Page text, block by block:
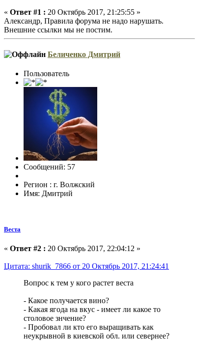
« Ответ #1 : 20 Октябрь 2017, 21:25:55 »
Александр, Правила форума не надо нарушать.
Внешние ссылки мы не постим.
Беличенко Дмитрий
Пользователь
Сообщений: 57
Регион : г. Волжский
Имя: Дмитрий
Веста
« Ответ #2 : 20 Октябрь 2017, 22:04:12 »
Цитата: shurik_7866 от 20 Октябрь 2017, 21:24:41
Вопрос к тем у кого растет веста
- Какое получается вино?
- Какая ягода на вкус - имеет ли какое то
столовое знчение?
- Пробовал ли кто его выращивать как
неукрывной в киевской обл. или севернее?